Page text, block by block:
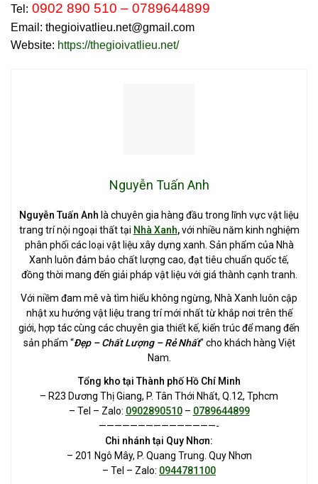
Tel: 0902 890 510 – 0789644899
Email: thegioivatlieu.net@gmail.com
Website: https://thegioivatlieu.net/
Nguyễn Tuấn Anh
Nguyễn Tuấn Anh là chuyên gia hàng đầu trong lĩnh vực vật liệu
trang trí nội ngoại thất tại Nhà Xanh,với nhiều năm kinh nghiệm
phân phối các loại vật liệu xây dựng xanh. Sản phẩm của Nhà
Xanh luôn đảm bảo chất lượng cao, đạt tiêu chuẩn quốc tế,
đồng thời mang đến giải pháp vật liệu với giá thành cạnh tranh.
Với niềm đam mê và tìm hiểu không ngừng, Nhà Xanh luôn cập
nhật xu hướng vật liệu trang trí mới nhất từ khắp nơi trên thế
giới, hợp tác cùng các chuyên gia thiết kế, kiến trúc để mang đến
sản phẩm “Đẹp – Chất Lượng – Rẻ Nhất” cho khách hàng Việt
Nam.
Tổng kho tại Thành phố Hồ Chí Minh
– R23 Dương Thị Giang, P. Tân Thới Nhất, Q.12, Tphcm
– Tel – Zalo: 0902890510– 0789644899
———————————————-
Chi nhánh tại Quy Nhơn:
– 201 Ngô Mây, P. Quang Trung. Quy Nhơn
– Tel – Zalo: 0944781100